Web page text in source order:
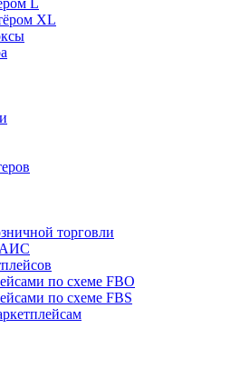
L
XL
торговли
по схеме FBO
по схеме FBS